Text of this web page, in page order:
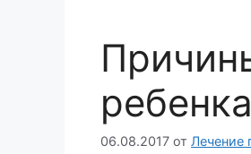
ребенка
06.08.2017 от Лечение